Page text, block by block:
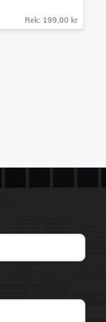
Rek: 199,00 kr